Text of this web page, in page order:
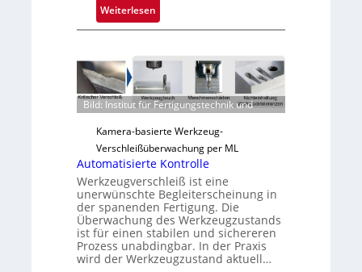
Weiterlesen:
Z
v
r
l
ä
s
s
i
g
e
D
r
u
Bild: Institut für Fertigungstechnik und
Kamera-basierte Werkzeug-
Verschleißüberwachung per ML
Automatisierte Kontrolle
Werkzeugverschleiß ist eine
unerwünschte Begleiterscheinung in
der spanenden Fertigung. Die
Überwachung des Werkzeugzustands
ist für einen stabilen und sichereren
Prozess unabdingbar. In der Praxis
wird der Werkzeugzustand aktuell…